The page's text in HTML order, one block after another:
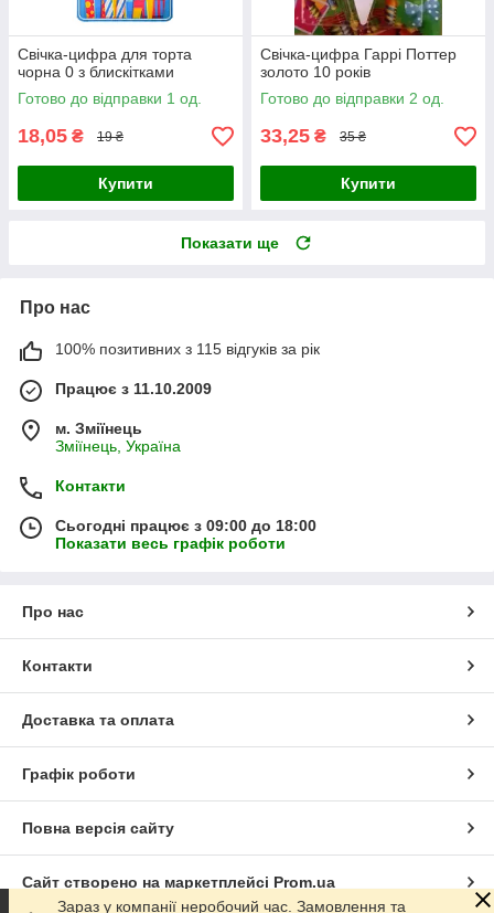
Свічка-цифра для торта
чорна 0 з блискітками
Готово до відправки 1 од.
18,05 ₴ 19 ₴
Купити
Свічка-цифра Гаррі Поттер
золото 10 років
Готово до відправки 2 од.
33,25 ₴ 35 ₴
Купити
Показати ще
Про нас
100% позитивних з 115 відгуків за рік
Працює з 11.10.2009
м. Зміїнець
Зміїнець, Україна
Контакти
Сьогодні працює з 09:00 до 18:00
Показати весь графік роботи
Про нас
Контакти
Доставка та оплата
Графік роботи
Повна версія сайту
Сайт створено на маркетплейсі Prom.ua
Зараз у компанії неробочий час. Замовлення та